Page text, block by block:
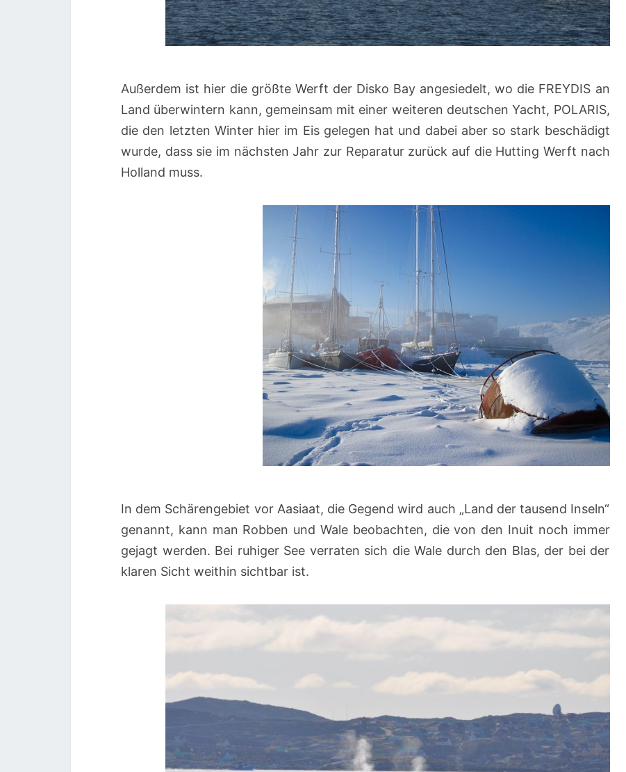
Außerdem ist hier die größte Werft der Disko Bay angesiedelt, wo die FREYDIS an
Land überwintern kann, gemeinsam mit einer weiteren deutschen Yacht, POLARIS,
die den letzten Winter hier im Eis gelegen hat und dabei aber so stark beschädigt
wurde, dass sie im nächsten Jahr zur Reparatur zurück auf die Hutting Werft nach
Holland muss.
In dem Schärengebiet vor Aasiaat, die Gegend wird auch „Land der tausend Inseln“
genannt, kann man Robben und Wale beobachten, die von den Inuit noch immer
gejagt werden. Bei ruhiger See verraten sich die Wale durch den Blas, der bei der
klaren Sicht weithin sichtbar ist.